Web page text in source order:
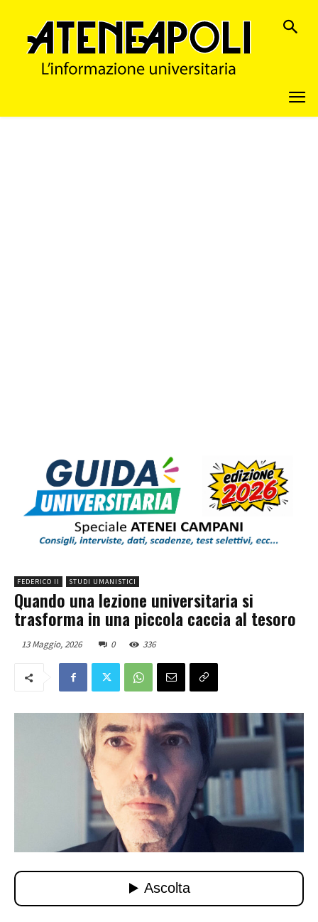
FEDERICO II STUDI UMANISTICI
Quando una lezione universitaria si
trasforma in una piccola caccia al tesoro
13 Maggio, 2026 0 336